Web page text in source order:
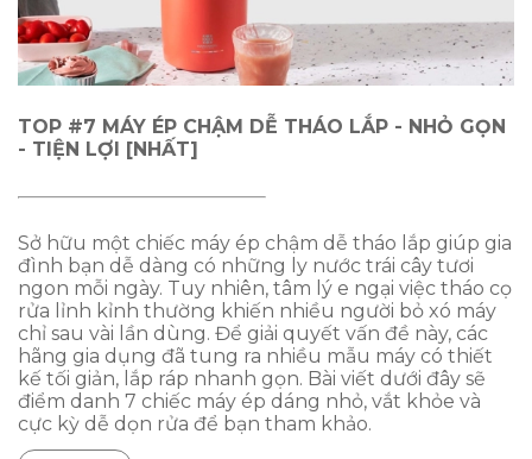
TOP #7 MÁY ÉP CHẬM DỄ THÁO LẮP - NHỎ GỌN
- TIỆN LỢI [NHẤT]
Sở hữu một chiếc máy ép chậm dễ tháo lắp giúp gia
đình bạn dễ dàng có những ly nước trái cây tươi
ngon mỗi ngày. Tuy nhiên, tâm lý e ngại việc tháo cọ
rửa lỉnh kỉnh thường khiến nhiều người bỏ xó máy
chỉ sau vài lần dùng. Để giải quyết vấn đề này, các
hãng gia dụng đã tung ra nhiều mẫu máy có thiết
kế tối giản, lắp ráp nhanh gọn. Bài viết dưới đây sẽ
điểm danh 7 chiếc máy ép dáng nhỏ, vắt khỏe và
cực kỳ dễ dọn rửa để bạn tham khảo.